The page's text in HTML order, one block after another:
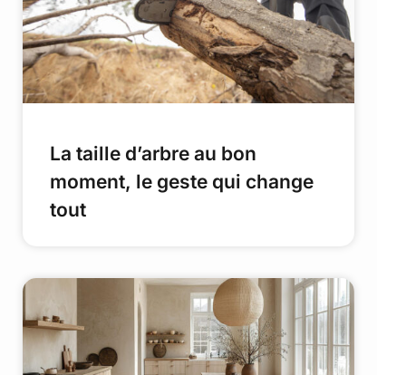
La taille d’arbre au bon
moment, le geste qui change
tout